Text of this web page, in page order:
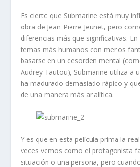
Es cierto que Submarine está muy
obra de Jean-Pierre Jeunet, pero
diferencias más que significativas.
temas más humanos con menos
basarse en un desorden mental
Audrey Tautou), Submarine utiliza a
ha madurado demasiado rápido y
de una manera más analítica.
Y es que en esta película prima la
veces vemos como el protagonista
situación o una persona, pero